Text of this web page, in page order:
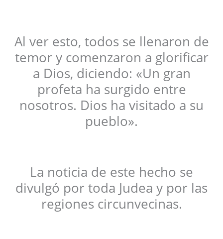
Al ver esto, todos se llenaron de
temor y comenzaron a glorificar
a Dios, diciendo: «Un gran
profeta ha surgido entre
nosotros. Dios ha visitado a su
pueblo».
La noticia de este hecho se
divulgó por toda Judea y por las
regiones circunvecinas.